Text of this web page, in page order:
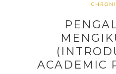
ACADEMIC